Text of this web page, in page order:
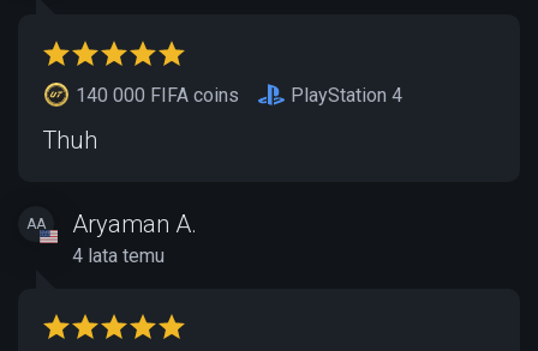
140 000 FIFA coins PlayStation 4
Thuh
AA Aryaman A.
4 lata temu